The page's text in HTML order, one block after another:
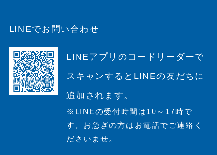
LINEでお問い合わせ
LINEアプリのコードリーダーで
スキャンすると LINEの友だちに
追加されます。
※LINEの受付時間は10～17時で
す。 お急ぎの方はお電話でご連絡く
ださいませ。